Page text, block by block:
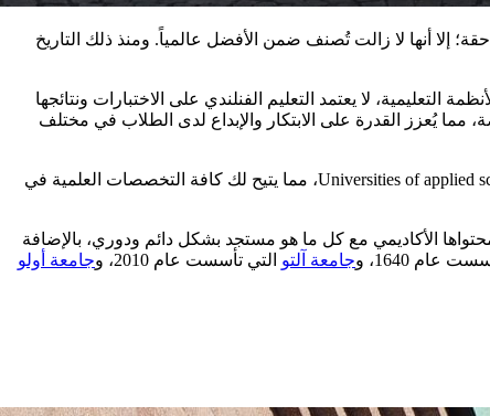
على المركز ذاته في السنوات اللاحقة؛ إلا أنها لا زالت تُصنف ضمن الأفضل عالمياً. ومنذ ذلك التاريخ
لا يعتمد التعليم الفنلندي على الاختبارات ونتائجها
مما يُعزز القدرة على الابتكار والإبداع لدى الطلاب في مختلف
وبخصوص المرحلة الجامعية، تحتوي فنلندا على نوعين من مؤسسات التعليم العالي هما: الجامعات، وجامعات العلوم التطبيقية Universities of applied sciences (UAS)، مما يتيح لك كافة التخصصات العلمية في
الأكاديمي مع كل ما هو مستجد بشكل دائم ودوري، بالإضافة
عام 1640، و جامعة آلتو التي تأسست عام 2010، و
جامعة أولو